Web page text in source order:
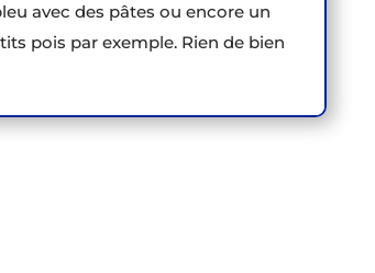
avec des pâtes ou encore un
pois par exemple. Rien de bien